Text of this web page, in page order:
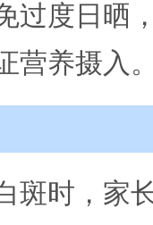
过度日晒
营养摄入
斑时，家